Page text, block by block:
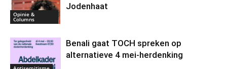
Opinie &
Columns
Jodenhaat
Benali gaat TOCH spreken op
alternatieve 4 mei-herdenking